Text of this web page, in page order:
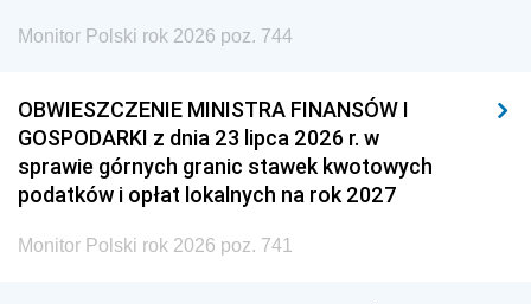
Monitor Polski rok 2026 poz. 744
OBWIESZCZENIE MINISTRA FINANSÓW I
GOSPODARKI z dnia 23 lipca 2026 r. w
sprawie górnych granic stawek kwotowych
podatków i opłat lokalnych na rok 2027
Monitor Polski rok 2026 poz. 741